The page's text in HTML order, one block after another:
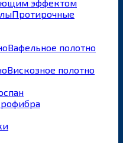
эффектом
Протирочные
Вафельное полотно
Вискозное полотно